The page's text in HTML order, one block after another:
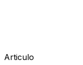
Articulo